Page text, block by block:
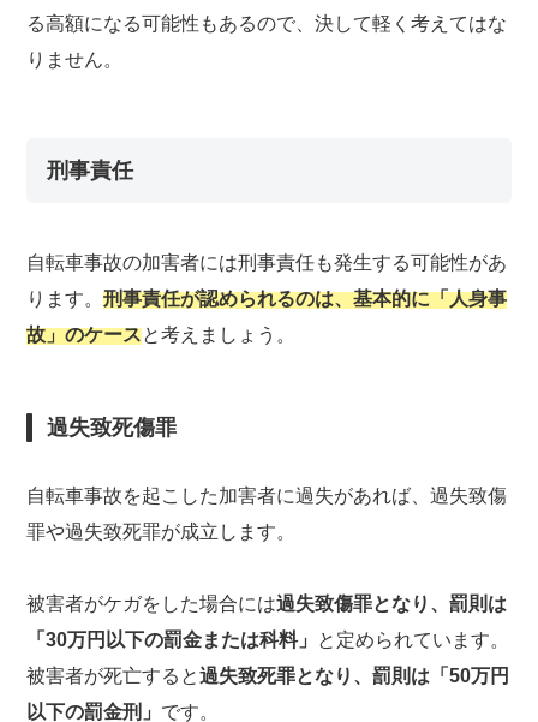
る高額になる可能性もあるので、決して軽く考えてはな
りません。
刑事責任
自転車事故の加害者には刑事責任も発生する可能性があ
ります。刑事責任が認められるのは、基本的に「人身事
故」のケースと考えましょう。
過失致死傷罪
自転車事故を起こした加害者に過失があれば、過失致傷
罪や過失致死罪が成立します。
被害者がケガをした場合には過失致傷罪となり、罰則は
「30万円以下の罰金または科料」 と定められています。
被害者が死亡すると過失致死罪となり、罰則は「50万円
以下の罰金刑」 です。